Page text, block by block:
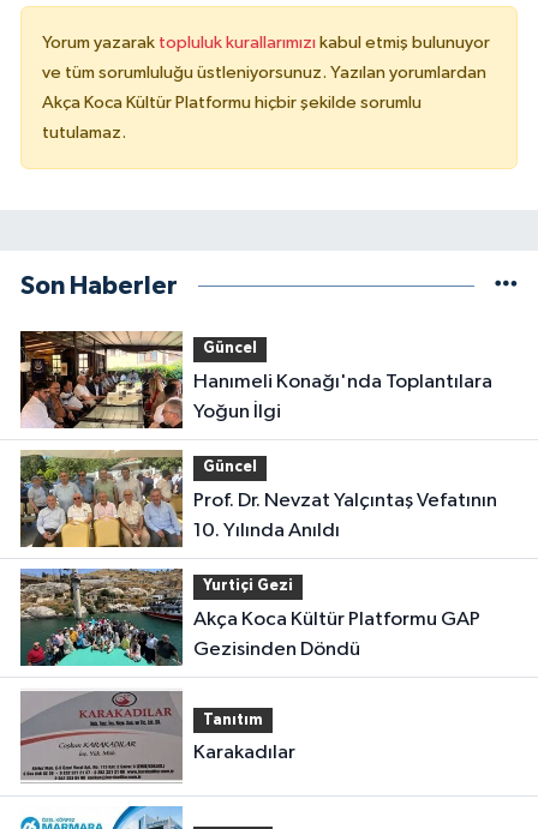
Yorum yazarak topluluk kurallarımızı kabul etmiş bulunuyor
ve tüm sorumluluğu üstleniyorsunuz. Yazılan yorumlardan
Akça Koca Kültür Platformu hiçbir şekilde sorumlu
tutulamaz.
Son Haberler
Güncel
Hanımeli Konağı'nda Toplantılara
Yoğun İlgi
Güncel
Prof. Dr. Nevzat Yalçıntaş Vefatının
10. Yılında Anıldı
Yurtiçi Gezi
Akça Koca Kültür Platformu GAP
Gezisinden Döndü
Tanıtım
Karakadılar